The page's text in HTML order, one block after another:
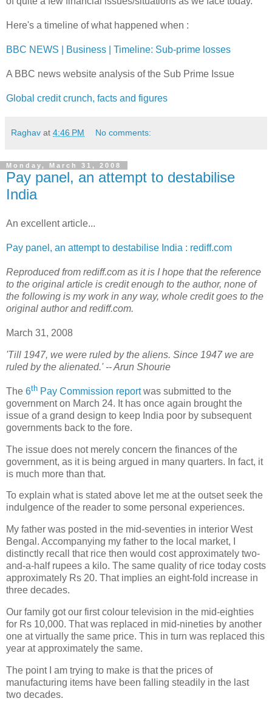
Here's a timeline of what happened when :
BBC NEWS | Business | Timeline: Sub-prime losses
A BBC news website analysis of the Sub Prime Issue
Global credit crunch, facts and figures
Raghav at 4:46 PM No comments:
Monday, March 31, 2008
Pay panel, an attempt to destabilise
India
An excellent article...
Pay panel, an attempt to destabilise India : rediff.com
Reproduced from rediff.com as it is I hope that the reference
to the original article is credit enough to the author, none of
the following is my work in any way, whole credit goes to the
original author and rediff.com.
March 31, 2008
'Till 1947, we were ruled by the aliens. Since 1947 we are
ruled by the alienated.' -- Arun Shourie
The 6th Pay Commission reportwas submitted to the
government on March 24. It has once again brought the
issue of a grand design to keep India poor by subsequent
governments back to the fore.
The issue does not merely concern the finances of the
government, as it is being argued in many quarters. In fact, it
is much more than that.
To explain what is stated above let me at the outset seek the
indulgence of the reader to some personal experiences.
My father was posted in the mid-seventies in interior West
Bengal. Accompanying my father to the local market, I
distinctly recall that rice then would cost approximately two-
and-a-half rupees a kilo. The same quality of rice today costs
approximately Rs 20. That implies an eight-fold increase in
three decades.
Our family got our first colour television in the mid-eighties
for Rs 10,000. That was replaced in mid-nineties by another
one at virtually the same price. This in turn was replaced this
year at approximately the same.
The point I am trying to make is that the prices of
manufacturing items have been falling steadily in the last
two decades.